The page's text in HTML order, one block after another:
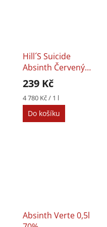
Hill´s Suicide
Absinth Červený
0,05l 70%
239 Kč
Měrná
cena:
4 780 Kč / 1 l
Do košíku
Absinth Verte 0,5l